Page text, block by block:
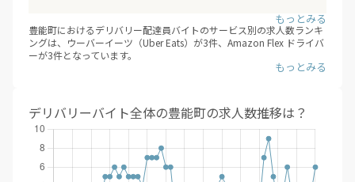
豊能町におけるデリバリー配達員バイトのサービス別の求人数ランキ
ングは、ウーバーイーツ（Uber Eats）が3件、Amazon Flex ドライバ
ーが3件となっています。
デリバリー配達員バイトで最も効率的に、稼ぐためには、複数のフー
※デリバリーバイトNAVI調べ
2026年08月
デリバリーバイト全体の豊能町の求人数推移は？